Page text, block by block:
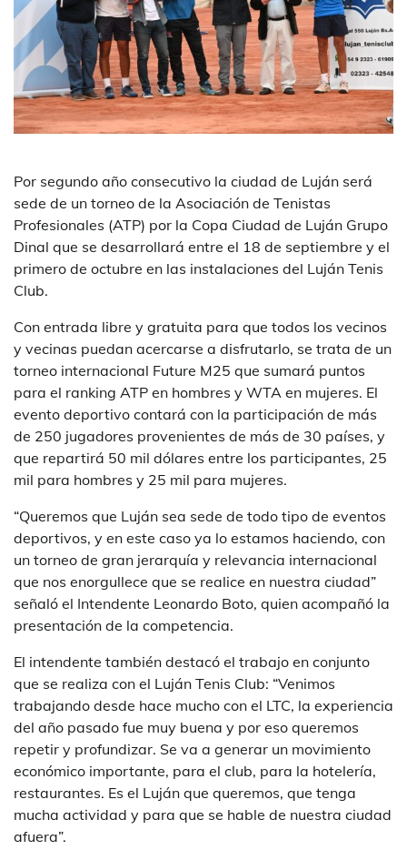
Por segundo año consecutivo la ciudad de Luján será
sede de un torneo de la Asociación de Tenistas
Profesionales (ATP) por la Copa Ciudad de Luján Grupo
Dinal que se desarrollará entre el 18 de septiembre y el
primero de octubre en las instalaciones del Luján Tenis
Club.
Con entrada libre y gratuita para que todos los vecinos
y vecinas puedan acercarse a disfrutarlo, se trata de un
torneo internacional Future M25 que sumará puntos
para el ranking ATP en hombres y WTA en mujeres. El
evento deportivo contará con la participación de más
de 250 jugadores provenientes de más de 30 países, y
que repartirá 50 mil dólares entre los participantes, 25
mil para hombres y 25 mil para mujeres.
“Queremos que Luján sea sede de todo tipo de eventos
deportivos, y en este caso ya lo estamos haciendo, con
un torneo de gran jerarquía y relevancia internacional
que nos enorgullece que se realice en nuestra ciudad”
señaló el Intendente Leonardo Boto, quien acompañó la
presentación de la competencia.
El intendente también destacó el trabajo en conjunto
que se realiza con el Luján Tenis Club: “Venimos
trabajando desde hace mucho con el LTC, la experiencia
del año pasado fue muy buena y por eso queremos
repetir y profundizar. Se va a generar un movimiento
económico importante, para el club, para la hotelería,
restaurantes. Es el Luján que queremos, que tenga
mucha actividad y para que se hable de nuestra ciudad
afuera”.